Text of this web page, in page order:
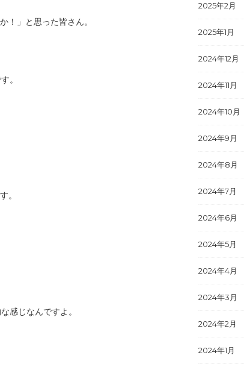
！」と思った皆さん。
。
。
感じなんですよ。
2025年2月
2025年1月
2024年12月
2024年11月
2024年10月
2024年9月
2024年8月
2024年7月
2024年6月
2024年5月
2024年4月
2024年3月
2024年2月
2024年1月